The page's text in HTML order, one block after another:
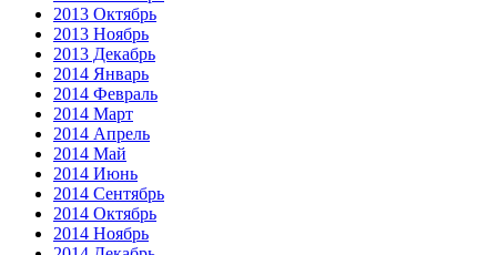
2013 Октябрь
2013 Ноябрь
2013 Декабрь
2014 Январь
2014 Февраль
2014 Март
2014 Апрель
2014 Май
2014 Июнь
2014 Сентябрь
2014 Октябрь
2014 Ноябрь